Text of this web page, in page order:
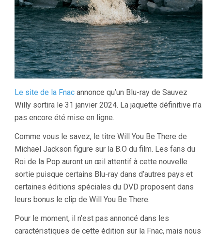
Le site de la Fnac annonce qu’un Blu-ray de Sauvez
Willy sortira le 31 janvier 2024. La jaquette définitive n’a
pas encore été mise en ligne.
Comme vous le savez, le titre Will You Be There de
Michael Jackson figure sur la B.O du film. Les fans du
Roi de la Pop auront un œil attentif à cette nouvelle
sortie puisque certains Blu-ray dans d’autres pays et
certaines éditions spéciales du DVD proposent dans
leurs bonus le clip de Will You Be There.
Pour le moment, il n’est pas annoncé dans les
caractéristiques de cette édition sur la Fnac, mais nous